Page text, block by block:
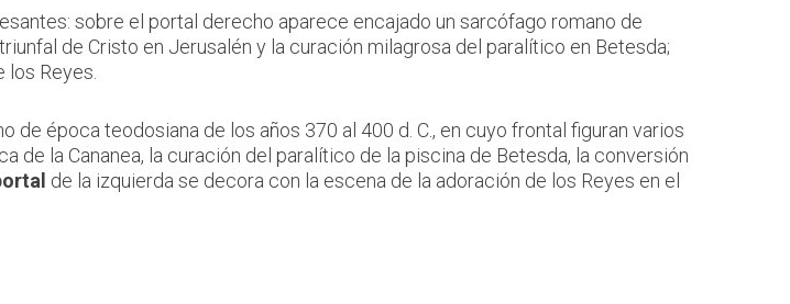
sobre el portal derecho aparece encajado un sarcófago romano de
de Cristo en Jerusalén y la curación milagrosa del paralítico en Betesda;
los Reyes.
de época teodosiana de los años 370 al 400 d. C., en cuyo frontal figuran varios
de la Cananea, la curación del paralítico de la piscina de Betesda, la conversión
de la izquierda se decora con la escena de la adoración de los Reyes en el